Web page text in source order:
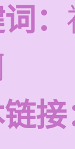
：
接